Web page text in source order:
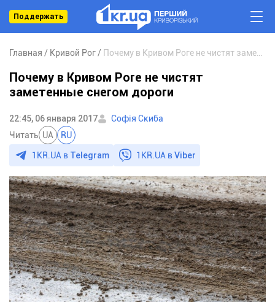
Поддержать
Главная Кривой Рог
Почему в Кривом Роге не чистят
заметенные снегом дороги
22:45, 06 января 2017
Софія Скиба
Читать UA RU
1KR.UA в Telegram 1KR.UA вViber